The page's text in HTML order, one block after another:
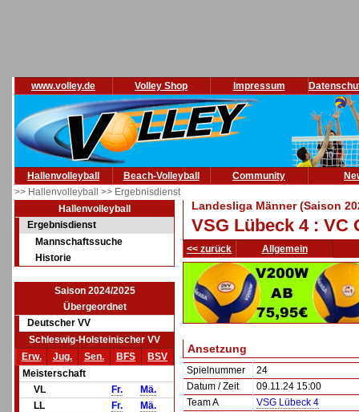
www.volley.de Volley Shop Impressum
Hallenvolleyball Beach-Volleyball Community
>> Hallenvolleyball >> Ergebnisdienst
Hallenvolleyball
Ergebnisdienst
Mannschaftssuche
Historie
Saison 2024/2025
Übergeordnet
Deutscher VV
Schleswig-Holsteinischer VV
Erw.
Jug. Sen. BFS
BSV
Meisterschaft
VL
Fr.
Mä.
LL
Fr.
Mä.
Landesliga Männer (Saison
VSG Lübeck 4 : VC
<< zurück Allgemein
Ansetzung
Spielnummer
24
Datum / Zeit
09.11.24 15:00
Team A
VSG Lübeck 4